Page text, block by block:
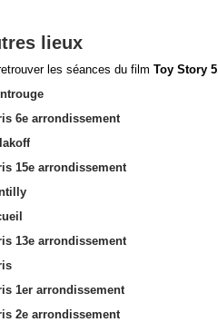
lieux
les séances du film Toy Story 5
6e arrondissement
15e arrondissement
13e arrondissement
1er arrondissement
2e arrondissement